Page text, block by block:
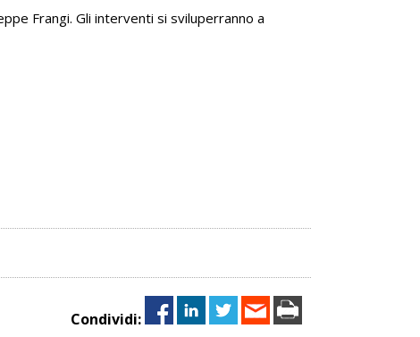
Frangi. Gli interventi si sviluperranno a
Condividi: